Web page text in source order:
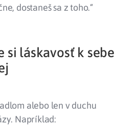
dostaneš sa z toho.“
si láskavosť k sebe
alebo len v duchu
Napríklad: